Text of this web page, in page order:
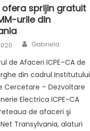
ofera sprijin gratuit
urile din
Author
Gabriela
de Afaceri ICPE–CA de
din cadrul Institutului
Cercetare – Dezvoltare
Electrica ICPE-CA
de afaceri şi
Transylvania, alaturi